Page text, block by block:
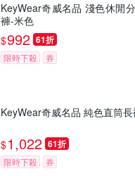
KeyWear奇威名品 淺色休閒
褲-米色
$992 61折
限時下殺 券
KeyWear奇威名品 純色直筒
$1,022 61折
限時下殺 券